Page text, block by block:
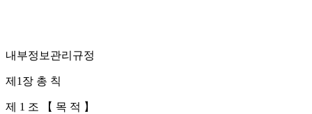
내부정보관리규정
제1장 총 칙
제 1 조 【 목 적 】